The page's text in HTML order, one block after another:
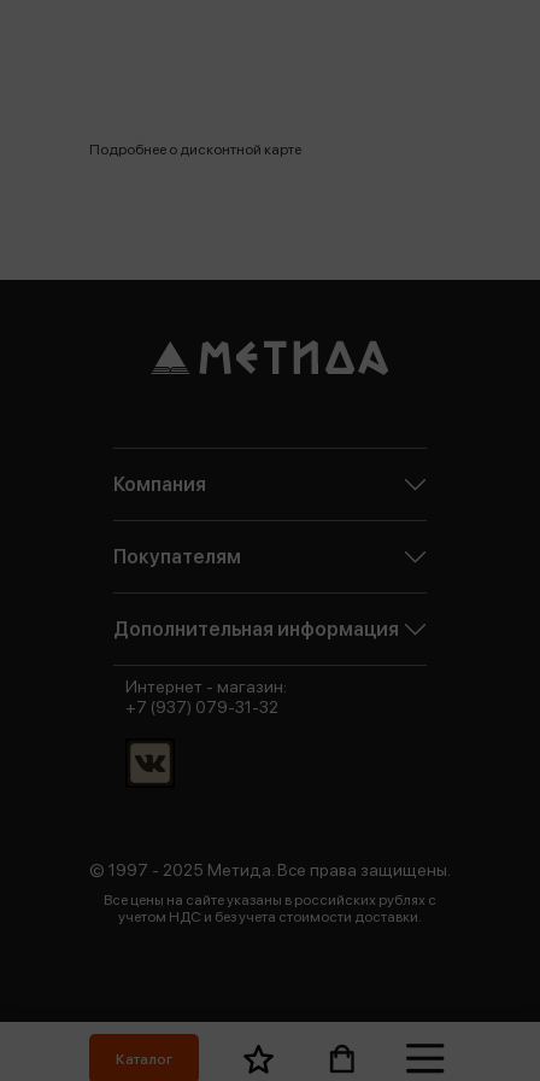
Каталог
Подробнее о дисконтной карте
Компания
Покупателям
Дополнительная информация
© 1997 - 2025 Метида. Все права защищены.
Все цены на сайте указаны в российских рублях с
учетом НДС и без учета стоимости доставки.
Интернет - магазин:
+7 (937) 079-31-32